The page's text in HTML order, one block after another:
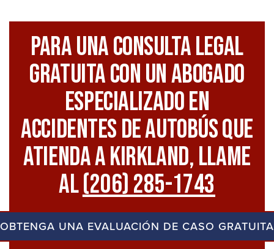
Para Una Consulta Legal
GRATUITA Con Un Abogado
Especializado En
Accidentes De Autobús Que
Atienda A Kirkland, Llame
Al(206) 285-1743
OBTENGA UNA EVALUACIÓN DE CASO GRATUITA